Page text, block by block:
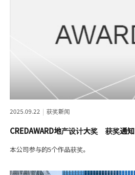
2025.09.22 获奖新闻
CREDAWARD地产设计大奖 获奖通知
本公司参与的5个作品获奖。